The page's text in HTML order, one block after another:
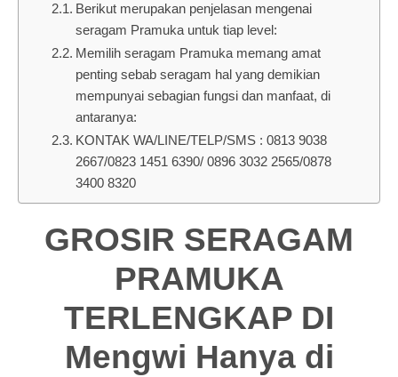
Berikut merupakan penjelasan mengenai
seragam Pramuka untuk tiap level:
Memilih seragam Pramuka memang amat
penting sebab seragam hal yang demikian
mempunyai sebagian fungsi dan manfaat, di
antaranya:
KONTAK WA/LINE/TELP/SMS : 0813 9038
2667/0823 1451 6390/ 0896 3032 2565/0878
3400 8320
GROSIR SERAGAM
PRAMUKA
TERLENGKAP DI
Mengwi Hanya di